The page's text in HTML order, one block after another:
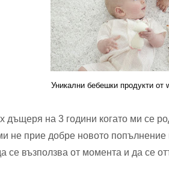
Уникални бебешки продукти от
дъщеря на 3 години когато ми се
не прие добре новото попълнение
се възползва от момента и да се